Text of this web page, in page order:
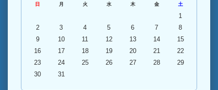
日 月 火 水 木 金 土
1
2
3 4 5 6 7
8
9
10 11 12 13 14
15
16
17 18 19 20 21
22
23
24 25 26 27 28
29
30
31